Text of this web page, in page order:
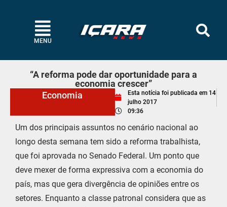
MENU
“A reforma pode dar oportunidade para a
economia crescer”
Economia
Esta notícia foi publicada em 14
julho 2017
09:36
Um dos principais assuntos no cenário nacional ao
longo desta semana tem sido a reforma trabalhista,
que foi aprovada no Senado Federal. Um ponto que
deve mexer de forma expressiva com a economia do
país, mas que gera divergência de opiniões entre os
setores. Enquanto a classe patronal considera que as